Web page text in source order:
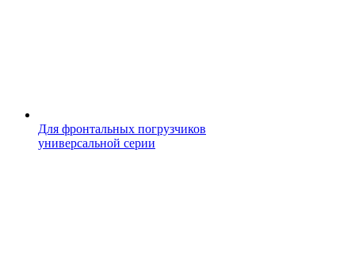
Для фронтальных погрузчиков
универсальной серии